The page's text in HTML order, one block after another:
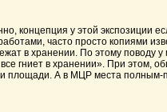
концепция у этой экспозиции
часто просто копиями
в хранении. По этому поводу
гниет в хранении». При этом,
площади. А в МЦР места полным-